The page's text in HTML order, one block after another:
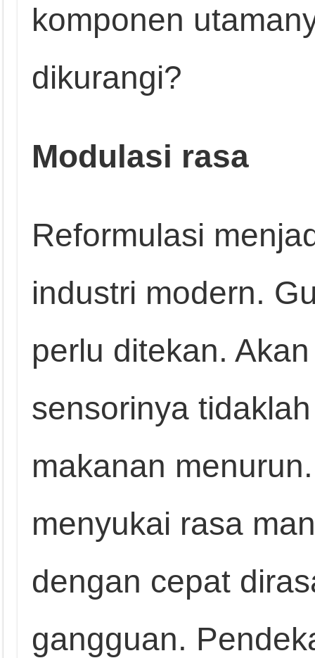
komponen
dikurangi?
Modulasi rasa
Reformulasi
industri modern.
perlu ditekan.
sensorinya
makanan
menyukai rasa
dengan cepat
gangguan.